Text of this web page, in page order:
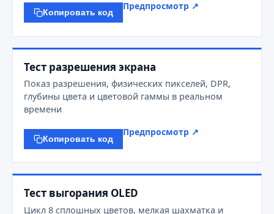
Копировать код
Предпросмотр ↗
Тест разрешения экрана
Показ разрешения, физических пикселей, DPR,
глубины цвета и цветовой гаммы в реальном
времени
Копировать код
Предпросмотр ↗
Тест выгорания OLED
Цикл 8 сплошных цветов, мелкая шахматка и